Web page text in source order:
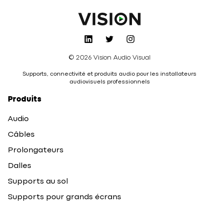
© 2026 Vision Audio Visual
Supports, connectivité et produits audio pour les installateurs
audiovisuels professionnels
Produits
Audio
Câbles
Prolongateurs
Dalles
Supports au sol
Supports pour grands écrans